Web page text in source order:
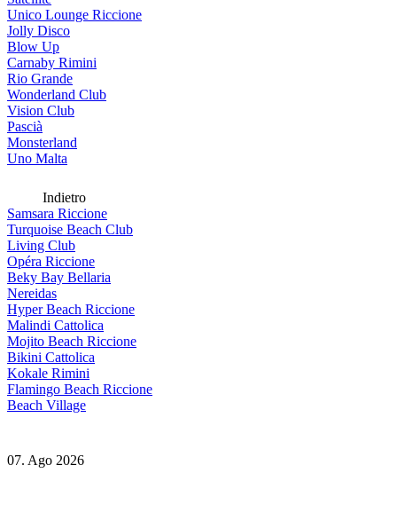
Unico Lounge Riccione
Jolly Disco
Blow Up
Carnaby Rimini
Rio Grande
Wonderland Club
Vision Club
Pascià
Monsterland
Uno Malta
Indietro
Samsara Riccione
Turquoise Beach Club
Living Club
Opéra Riccione
Beky Bay Bellaria
Nereidas
Hyper Beach Riccione
Malindi Cattolica
Mojito Beach Riccione
Bikini Cattolica
Kokale Rimini
Flamingo Beach Riccione
Beach Village
07. Ago 2026